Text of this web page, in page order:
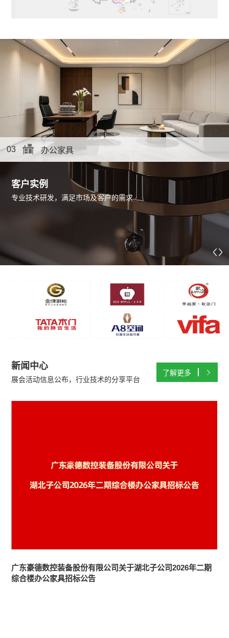
客户实例
专业技术研发，满足市场及客户的需求
03 办公家具
新闻中心
展会活动信息公布，行业技术的分享平台
了解更多
广东豪德数控装备股份有限公司关于湖北子公司2026年二期
综合楼办公家具招标公告